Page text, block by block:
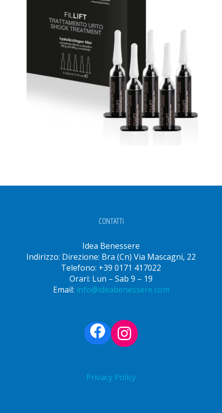
CONTATTI
Idea Benessere
Indirizzo: Direzione: Bra (Cn) Via Mascagni, 22
Telefono: +39 0171 417022
Orari: Lun – Sab 9 – 19
Email: info@ideabenessere.com
Facebook
Instagram
Privacy Policy